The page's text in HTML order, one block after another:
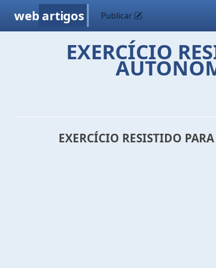
web artigos Publicar
EXERCÍCIO
EXERCÍCIO RESISTIDO